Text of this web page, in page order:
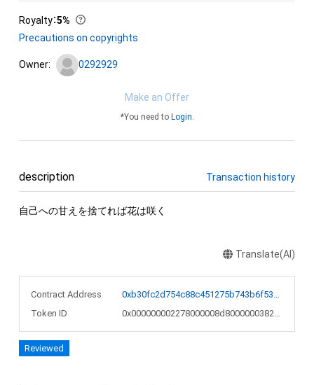
Royalty：5%
Precautions on copyrights
Owner: 0292929
Make an Offer
*You need to Login.
description Transaction history
自己への甘えを捨てれば花は咲く
Translate(AI)
Contract Address
0xb30fc2d754c88c451275b743b6f530f19f643683
Token ID
0x000000002278000008d8000000382aae
Reviewed